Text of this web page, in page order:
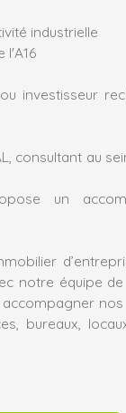
industrielle
l'A16
investisseur
consultant au
un
notre équipe
bureaux, locaux